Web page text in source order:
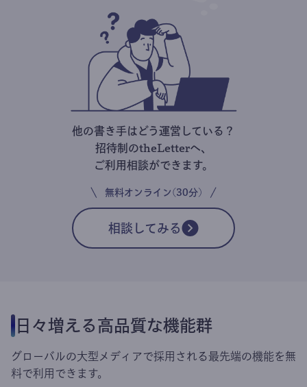
他の書き手はどう運営している？
招待制のtheLetterへ、
ご利用相談ができます。
無料オンライン(30分)
相談してみる
日々増える高品質な機能群
グローバルの大型メディアで採用される最先端の機能を無
料で利用できます。